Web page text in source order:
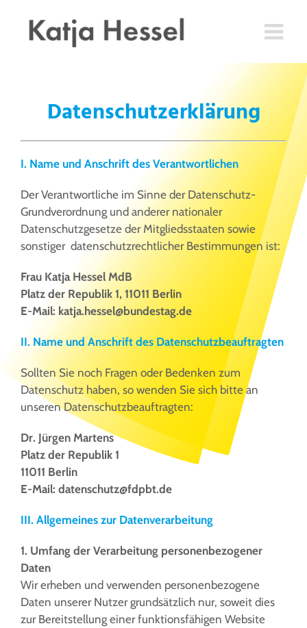
springen
Datenschutzerklärung
I. Name und Anschrift des Verantwortlichen
Der Verantwortliche im Sinne der Datenschutz-
Grundverordnung und anderer nationaler
Datenschutzgesetze der Mitgliedsstaaten sowie
sonstiger datenschutzrechtlicher Bestimmungen ist:
Frau Katja Hessel MdB
Platz der Republik 1, 11011 Berlin
E-Mail: katja.hessel@bundestag.de
II. Name und Anschrift des Datenschutzbeauftragten
Sollten Sie noch Fragen oder Bedenken zum
Datenschutz haben, so wenden Sie sich bitte an
unseren Datenschutzbeauftragten:
Dr. Jürgen Martens
Platz der Republik 1
11011 Berlin
E-Mail: datenschutz@fdpbt.de
III. Allgemeines zur Datenverarbeitung
1. Umfang der Verarbeitung personenbezogener
Daten
Wir erheben und verwenden personenbezogene
Daten unserer Nutzer grundsätzlich nur, soweit dies
zur Bereitstellung einer funktionsfähigen Website